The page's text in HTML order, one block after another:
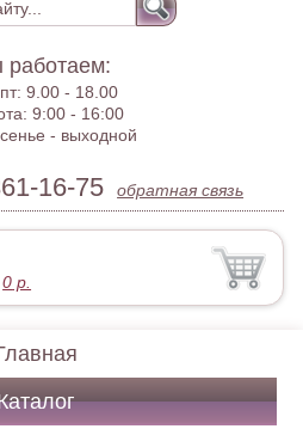
9.00 - 18.00
9:00 - 16:00
- выходной
16-75 обратная связь
0 р.